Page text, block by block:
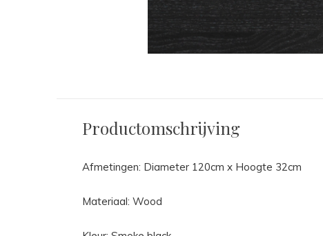
Productomschrijving
Afmetingen: Diameter 120cm x Hoogte 32cm
Materiaal: Wood